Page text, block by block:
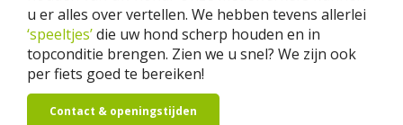
u er alles over vertellen. We hebben tevens allerlei
‘speeltjes’die uw hond scherp houden en in
topconditie brengen. Zien we u snel? We zijn ook
per fiets goed te bereiken!
Contact & openingstijden